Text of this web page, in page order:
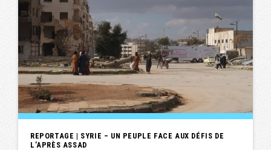
REPORTAGE | SYRIE – UN PEUPLE FACE AUX DÉFIS DE
L’APRÈS ASSAD